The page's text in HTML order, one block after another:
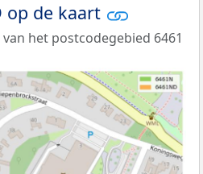
op de kaart
het postcodegebied 6461